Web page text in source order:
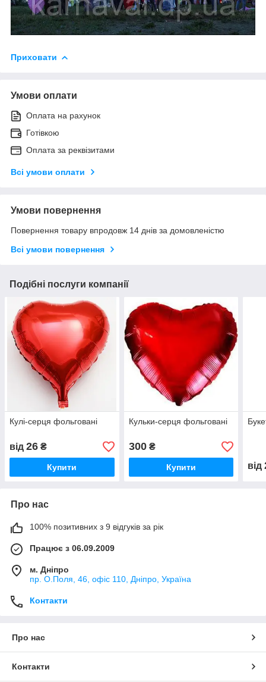
Приховати
Умови оплати
Оплата на рахунок
Готівкою
Оплата за реквізитами
Всі умови оплати
Умови повернення
Повернення товару впродовж 14 днів за домовленістю
Всі умови повернення
Подібні послуги компанії
Кулі-серця фольговані
від 26 ₴
Купити
Кульки-серця фольговані
300₴
Купити від
Про нас
100% позитивних з 9 відгуків за рік
Працює з 06.09.2009
м. Дніпро
пр. О.Поля, 46, офіс 110, Дніпро, Україна
Контакти
Про нас
Контакти